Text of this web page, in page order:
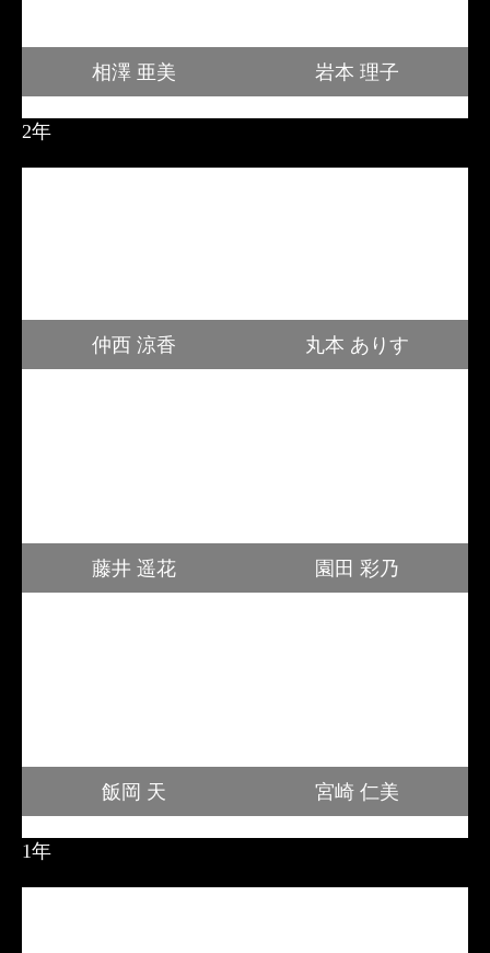
相澤 亜美 岩本 理子
2年
仲西 涼香 丸本 ありす
藤井 遥花 園田 彩乃
飯岡 天 宮崎 仁美
1年